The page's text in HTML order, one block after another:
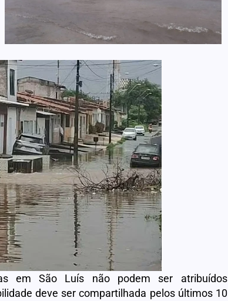
em São Luís não podem ser atribuídos
deve ser compartilhada pelos últimos 10